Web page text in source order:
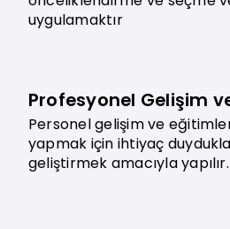
uygulamaktır
Profesyonel Gelişim
Personel gelişim ve
yapmak için ihtiyaç
geliştirmek amacıyla yapılır.